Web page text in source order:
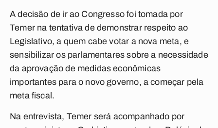
A decisão de ir ao Congresso foi tomada por
Temer na tentativa de demonstrar respeito ao
Legislativo, a quem cabe votar a nova meta, e
sensibilizar os parlamentares sobre a necessidade
da aprovação de medidas econômicas
importantes para o novo governo, a começar pela
meta fiscal.
Na entrevista, Temer será acompanhado por